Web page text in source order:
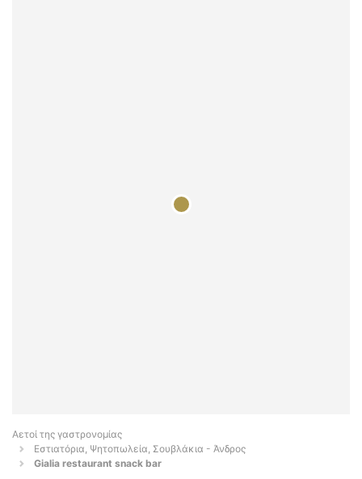
Αετοί της γαστρονομίας
Εστιατόρια, Ψητοπωλεία, Σουβλάκια - Άνδρος
Gialia restaurant snack bar